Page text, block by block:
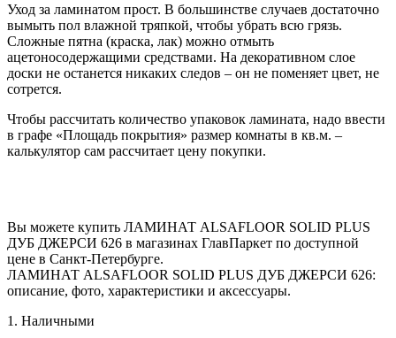
Уход за ламинатом прост. В большинстве случаев достаточно
вымыть пол влажной тряпкой, чтобы убрать всю грязь.
Сложные пятна (краска, лак) можно отмыть
ацетоносодержащими средствами. На декоративном слое
доски не останется никаких следов – он не поменяет цвет, не
сотрется.
Чтобы рассчитать количество упаковок ламината, надо ввести
в графе «Площадь покрытия» размер комнаты в кв.м. –
калькулятор сам рассчитает цену покупки.
Вы можете купить ЛАМИНАТ ALSAFLOOR SOLID PLUS
ДУБ ДЖЕРСИ 626 в магазинах ГлавПаркет по доступной
цене в Санкт-Петербурге.
ЛАМИНАТ ALSAFLOOR SOLID PLUS ДУБ ДЖЕРСИ 626:
описание, фото, характеристики и аксессуары.
1. Наличными